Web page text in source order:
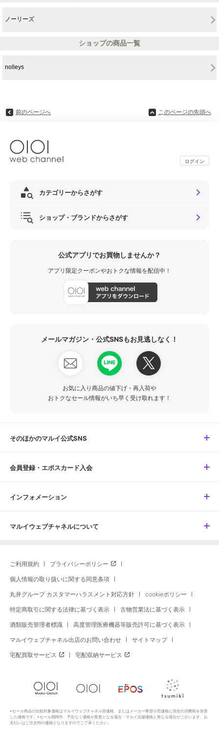
ノーリーズ
ショップの商品一覧
nolleys
前のページへ このページの先頭へ
ログイン
カテゴリーからさがす
ショップ・ブランドからさがす
公式アプリでお買物しませんか？
アプリ限定クーポンやおトクな情報を配信中！
メールマガジン・公式SNSもお見逃しなく！
お気に入り商品の値下げ・再入荷や
おトクなセール情報がいち早く受け取れます！
そのほかのマルイ公式SNS
会員登録・エポスカード入会
インフォメーション
マルイウェブチャネルについて
ご利用規約 プライバシーポリシー
個人情報の取り扱いに関する同意条項
丸井グループ カスタマーハラスメント対応方針 cookieポリシー
特定商取引に関する法律に基づく表示 古物営業法に基づく表示
酒類販売管理者標識 高度管理医療機器等販売許可に基づく表示
マルイウェブチャネル出店のお問い合わせ サイトマップ
宅配買取サービス 宅配収納サービス
※セール商品の比較対象価格はマルイウェブチャネル旧価格、またはメーカー希望小売価格に現在の消費税を加算
した価格です。※セール期間中、予告なく価格が変更となる場合・マルイ店舗価格と異なる場合がございます。お
支払いはご注文時の価格となりますのでご了承ください。